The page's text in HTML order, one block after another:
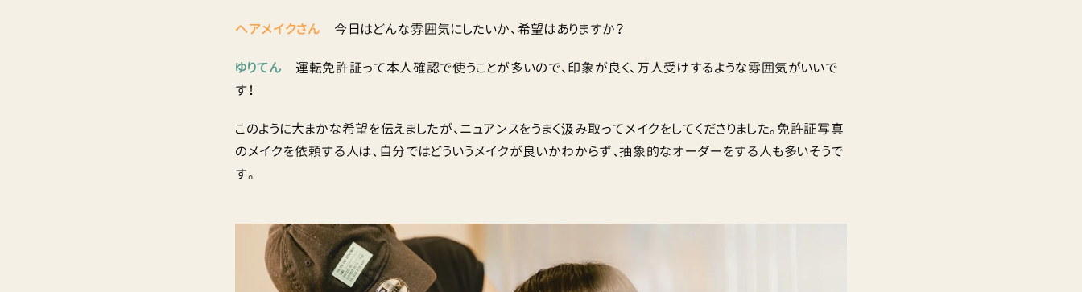
ヘアメイクさん 今日はどんな雰囲気にしたいか、希望はありますか？
ゆりてん 運転免許証って本人確認で使うことが多いので、印象が良く、万人受けするような雰囲気がいいで
す！
このように大まかな希望を伝えましたが、ニュアンスをうまく汲み取ってメイクをしてくださりました。免許証写真
のメイクを依頼する人は、自分ではどういうメイクが良いかわからず、抽象的なオーダーをする人も多いそうで
す。